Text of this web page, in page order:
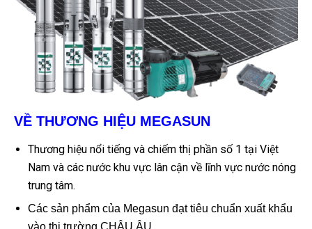
VỀ THƯƠNG HIỆU MEGASUN
Thương hiệu nổi tiếng và chiếm thị phần số 1 tại Việt
Nam và các nước khu vực lân cận về lĩnh vực nước nóng
trung tâm.
Các sản phẩm của Megasun đạt tiêu chuẩn xuất khẩu
vào thị trường CHÂU ÂU.